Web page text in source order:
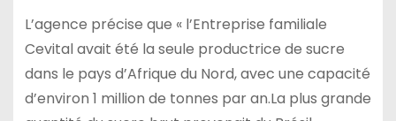
L’agence précise que « l’Entreprise familiale
Cevital avait été la seule productrice de sucre
dans le pays d’Afrique du Nord, avec une capacité
d’environ 1 million de tonnes par an.La plus grande